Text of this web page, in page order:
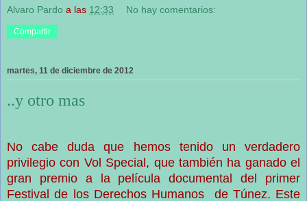
Alvaro Pardo a las 12:33 No hay comentarios:
Compartir
martes, 11 de diciembre de 2012
..y otro mas
No cabe duda que hemos tenido un verdadero
privilegio con Vol Special, que también ha ganado el
gran premio a la película documental del primer
Festival de los Derechos Humanos de Túnez. Este